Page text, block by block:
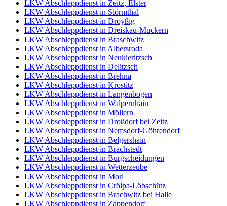
LKW Abschleppdienst in Zeitz, Elster
LKW Abschleppdienst in Störmthal
LKW Abschleppdienst in Droyßig
LKW Abschleppdienst in Dreiskau-Muckern
LKW Abschleppdienst in Braschwitz
LKW Abschleppdienst in Albersroda
LKW Abschleppdienst in Neukieritzsch
LKW Abschleppdienst in Delitzsch
LKW Abschleppdienst in Brehna
LKW Abschleppdienst in Krostitz
LKW Abschleppdienst in Langenbogen
LKW Abschleppdienst in Walpernhain
LKW Abschleppdienst in Möllern
LKW Abschleppdienst in Droßdorf bei Zeitz
LKW Abschleppdienst in Nemsdorf-Göhrendorf
LKW Abschleppdienst in Belgershain
LKW Abschleppdienst in Brachstedt
LKW Abschleppdienst in Burgscheidungen
LKW Abschleppdienst in Wetterzeube
LKW Abschleppdienst in Morl
LKW Abschleppdienst in Crölpa-Löbschütz
LKW Abschleppdienst in Brachwitz bei Halle
LKW Abschleppdienst in Zappendorf